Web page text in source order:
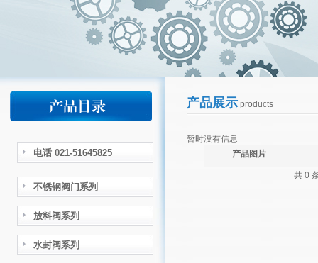
电话 021-51645825
不锈钢阀门系列
放料阀系列
水封阀系列
产品展示products
暂时没有信息
产品图片
共 0